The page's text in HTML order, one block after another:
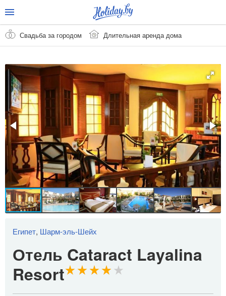
Свадьба за городом Длительная аренда дома
Египет, Шарм-эль-Шейх
Отель Cataract Layalina
Resort